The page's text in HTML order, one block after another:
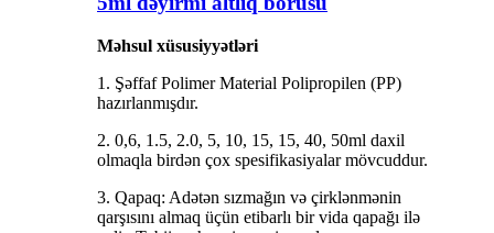
Məhsul xüsusiyyətləri
1. Şəffaf Polimer Material Polipropilen (PP)
hazırlanmışdır.
2. 0,6, 1.5, 2.0, 5, 10, 15, 15, 40, 50ml daxil
olmaqla birdən çox spesifikasiyalar mövcuddur.
3. Qapaq: Adətən sızmağın və çirklənmənin
qarşısını almaq üçün etibarlı bir vida qapağı ilə